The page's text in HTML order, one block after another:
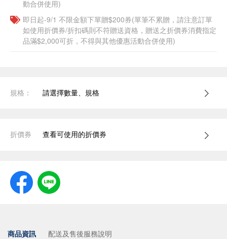
動合併使用)
即日起-9/1 不限金額下單贈$200券(單筆不累贈，請注意訂單
如使用折價券/折扣碼則不符贈送資格，贈送之折價券消費指定
品滿$2,000可折，不得與其他優惠活動合併使用)
規格： 請選擇數量、規格
折價券 查看可使用的折價券
商品資訊 配送及售後服務說明